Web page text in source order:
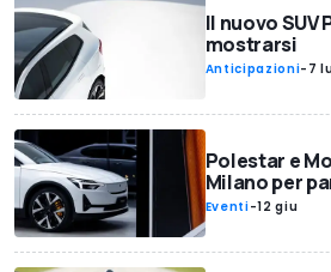
Il nuovo SUV
mostrarsi
Anticipazioni- 7
Polestar e
Milano per
Eventi-12 giu